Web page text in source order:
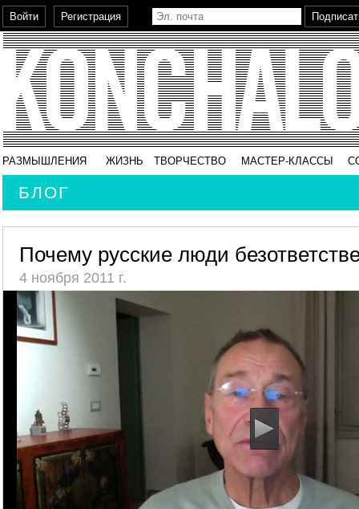
РАЗМЫШЛЕНИЯ ЖИЗНЬ ТВОРЧЕСТВО МАСТЕР-КЛАССЫ
БЛОГ
Почему русские люди
4 ноября 2011 г.